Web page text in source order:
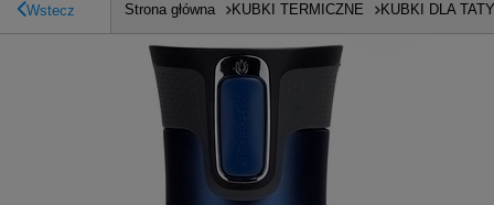
Wstecz Strona główna KUBKI TERMICZNE KUBKI DLA TATY